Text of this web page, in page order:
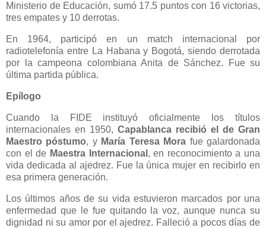
Ministerio de Educación, sumó 17.5 puntos con 16 victorias,
tres empates y 10 derrotas.
En 1964, participó en un match internacional por
radiotelefonía entre La Habana y Bogotá, siendo derrotada
por la campeona colombiana Anita de Sánchez. Fue su
última partida pública.
Epílogo
Cuando la FIDE instituyó oficialmente los títulos
internacionales en 1950, Capablanca recibió el de Gran
Maestro póstumo, y María Teresa Mora fue galardonada
con el de Maestra Internacional , en reconocimiento a una
vida dedicada al ajedrez. Fue la única mujer en recibirlo en
esa primera generación.
Los últimos años de su vida estuvieron marcados por una
enfermedad que le fue quitando la voz, aunque nunca su
dignidad ni su amor por el ajedrez. Falleció a pocos días de